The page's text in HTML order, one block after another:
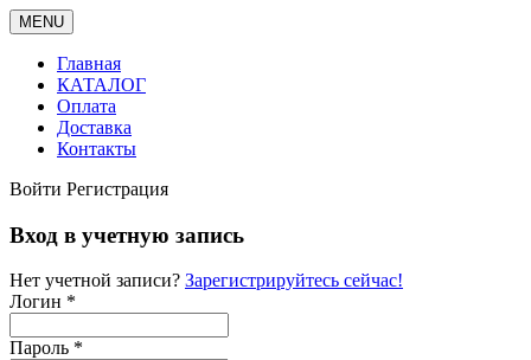
MENU
Главная
КАТАЛОГ
Оплата
Доставка
Контакты
Войти Регистрация
Вход в учетную запись
Нет учетной записи? Зарегистрируйтесь сейчас!
Логин *
Пароль *